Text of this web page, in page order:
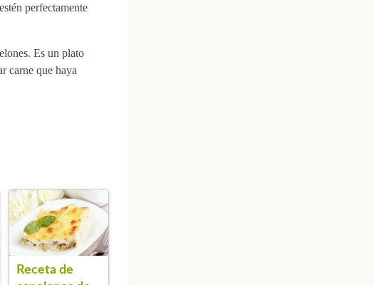
perfectamente
Es un plato
carne que haya
Receta de